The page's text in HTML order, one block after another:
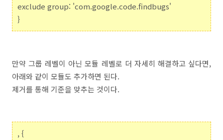
exclude group: 'com.google.code.findbugs'
}
만약 그룹 레벨이 아닌 모듈 레벨로 더 자세히 해결하고 싶다면,
아래와 같이 모듈도 추가하면 된다.
제거를 통해 기준을 맞추는 것이다.
, {